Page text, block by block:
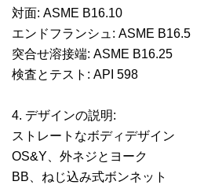
対面: ASME B16.10
エンドフランシュ: ASME B16.5
突合せ溶接端: ASME B16.25
検査とテスト: API 598
4. デザインの説明:
ストレートなボディデザイン
OS&Y、外ネジとヨーク
BB、ねじ込み式ボンネット